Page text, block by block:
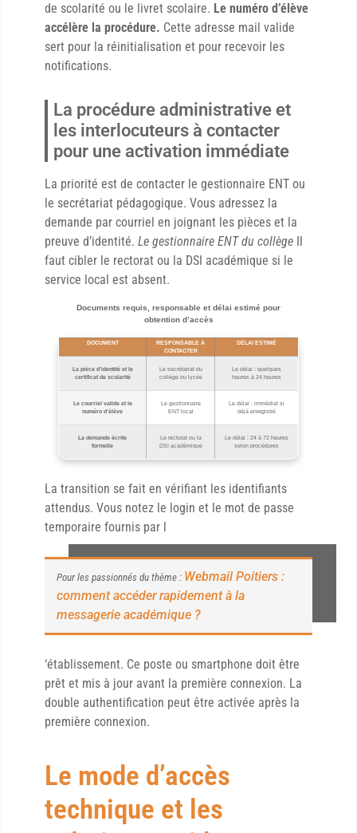
de scolarité ou le livret scolaire. Le numéro d’élève
accélère la procédure. Cette adresse mail valide
sert pour la réinitialisation et pour recevoir les
notifications.
La procédure administrative et
les interlocuteurs à contacter
pour une activation immédiate
La priorité est de contacter le gestionnaire ENT ou
le secrétariat pédagogique. Vous adressez la
demande par courriel en joignant les pièces et la
preuve d’identité. Le gestionnaire ENT du collège
faut cibler le rectorat ou la DSI académique si le
service local est absent.
Documents requis, responsable et délai estimé pour
obtention d’accès
DOCUMENT
RESPONSABLE À
CONTACTER
DÉLAI ESTIMÉ
La pièce d’identité et le
certificat de scolarité
Le secrétariat du
collège ou lycée
Le délai : quelques
heures à 24 heures
Le courriel valide et le
numéro d’élève
Le gestionnaire
ENT local
Le délai : immédiat si
déjà enregistré
La demande écrite
formelle
Le rectorat ou la
DSI académique
Le délai : 24 à 72 heures
selon procédures
La transition se fait en vérifiant les identifiants
attendus. Vous notez le login et le mot de passe
temporaire fournis par l
Pour les passionnés du thème : Webmail Poitiers :
comment accéder rapidement à la
messagerie académique ?
‘établissement. Ce poste ou smartphone doit être
prêt et mis à jour avant la première connexion. La
double authentification peut être activée après la
première connexion.
Le mode d’accès
technique et les